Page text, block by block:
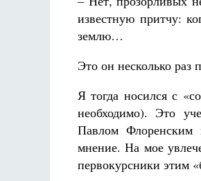
известную притчу:
землю…
Это он несколько раз
Я тогда носился с
необходимо). Это
Павлом Флоренским
мнение. На мое
первокурсники этим